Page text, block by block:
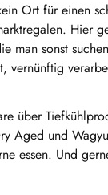
Ort für einen
Hier
man sonst
vernünftig
über
Aged und
essen. Und